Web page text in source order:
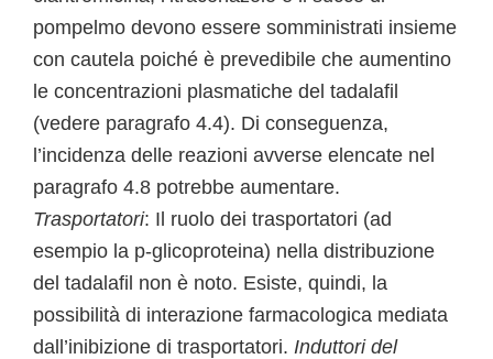
pompelmo devono essere somministrati insieme
con cautela poiché è prevedibile che aumentino
le concentrazioni plasmatiche del tadalafil
(vedere paragrafo 4.4). Di conseguenza,
l’incidenza delle reazioni avverse elencate nel
paragrafo 4.8 potrebbe aumentare.
Trasportatori: Il ruolo dei trasportatori (ad
esempio la p-glicoproteina) nella distribuzione
del tadalafil non è noto. Esiste, quindi, la
possibilità di interazione farmacologica mediata
dall’inibizione di trasportatori. Induttori del